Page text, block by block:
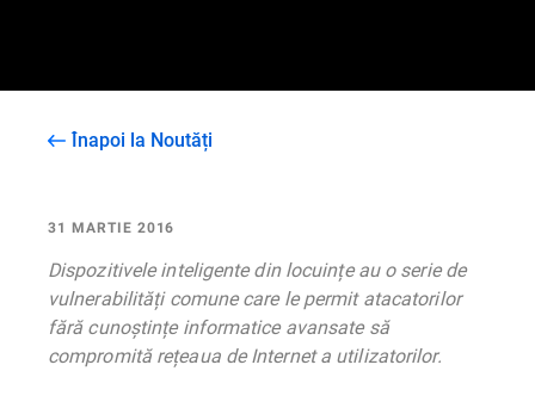
Înapoi la Noutăți
31 MARTIE 2016
Dispozitivele inteligente din locuințe au o serie de
vulnerabilități comune care le permit atacatorilor
fără cunoștințe informatice avansate să
compromită rețeaua de Internet a utilizatorilor.